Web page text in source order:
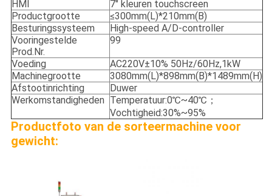
HMI
7" kleuren touchscreen
Productgrootte
≤300mm(L)*210mm(B)
Besturingssysteem
High-speed A/D-controller
Vooringestelde
Prod.Nr.
99
Voeding
AC220V±10% 50Hz/60Hz,1kW
Machinegrootte
3080mm(L)*898mm(B)*1489mm(H)
Afstootinrichting
Duwer
Werkomstandigheden Temperatuur:0℃~40℃；
Vochtigheid:30%~95%
Productfoto van de sorteermachine voor
gewicht: